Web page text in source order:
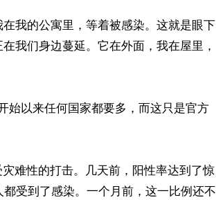
我的公寓里，等着被感染。这就是眼下
我们身边蔓延。它在外面，我在屋里，
始以来任何国家都要多，而这只是官方
难性的打击。几天前，阳性率达到了惊
受到了感染。一个月前，这一比例还不